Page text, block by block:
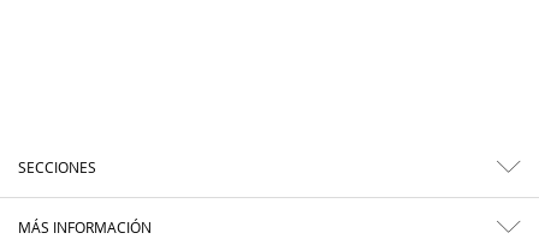
SECCIONES
MÁS INFORMACIÓN